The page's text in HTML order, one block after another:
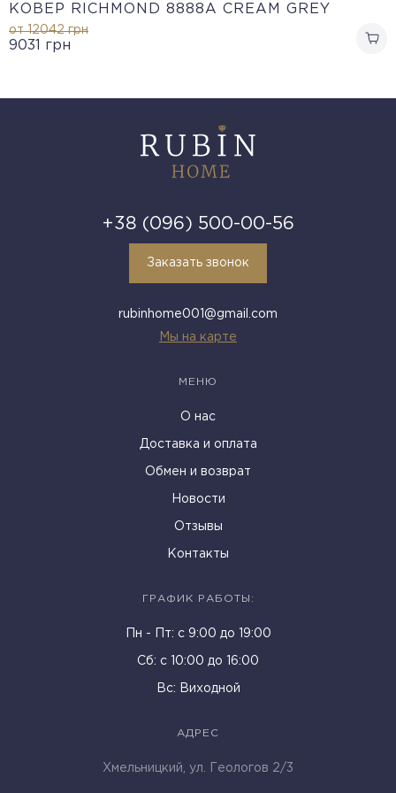
КОВЕР RICHMOND 8888A CREAM GREY
от 12042грн
9031 грн
+38 (096) 500-00-56
Заказать звонок
rubinhome001@gmail.com
Мы на карте
МЕНЮ
О нас
Доставка и оплата
Обмен и возврат
Новости
Отзывы
Контакты
ГРАФИК РАБОТЫ:
Пн - Пт: c 9:00 до 19:00
Cб: с 10:00 до 16:00
Вс: Виходной
АДРЕС
Хмельницкий, ул. Геологов 2/3